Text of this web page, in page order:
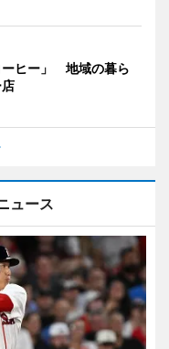
ーヒー」 地域の暮ら
ュース